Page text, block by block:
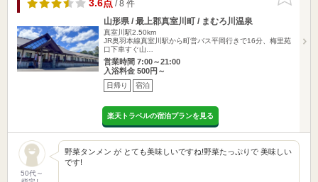
3.6点/ 8 件
山形県 / 最上郡真室川町 / まむろ川温泉
真室川駅2.50km
JR奥羽本線真室川駅から町営バス平岡行きで16分、梅里苑
口下車すぐ山…
営業時間 7:00～21:00
入浴料金 500円～
日帰り 宿泊
楽天トラベルの宿泊プランを見る
50代～
野菜タンメン が とても美味しいですね!野菜たっぷりで 美味しい
です!